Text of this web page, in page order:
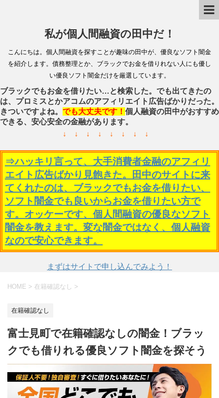
私が個人間融資の田中だ！
こんにちは。個人間融資を探すことが趣味の田中が、優良なソフト闇金
を紹介します。債務整理とか、ブラックでお金を借りれない人にも優し
い優良ソフト闇金だけを厳選しています。
ブラックでもお金を借りたい…と検索した。でも出てきたの
は、プロミスとかアコムのアフィリエイト広告ばかりだった。
きついですよね。 でも大丈夫です！ 個人融資の田中がおすすめ
できる、安心安全の金融があります。
↓ ↓ ↓ ↓ ↓ ↓ ↓ ↓
⇒ハッキリ言って、大手消費者金融のアフィリ
エイト広告ばかり見飽きた。田中のサイトに来
てくれたのは、ブラックでもお金を借りたい、
ソフト闇金でも良いからお金を借りたい方で
す。オッケーです、個人間融資の優良なソフト
闇金を教えます。変な闇金ではなく、個人融資
なので安心できます。
まずはサイトで申し込んでみよう！
HOME > 在籍確認なし >
在籍確認なし
富士見町で在籍確認なしの闇金！ブラッ
クでも借りれる優良ソフト闇金を探そう